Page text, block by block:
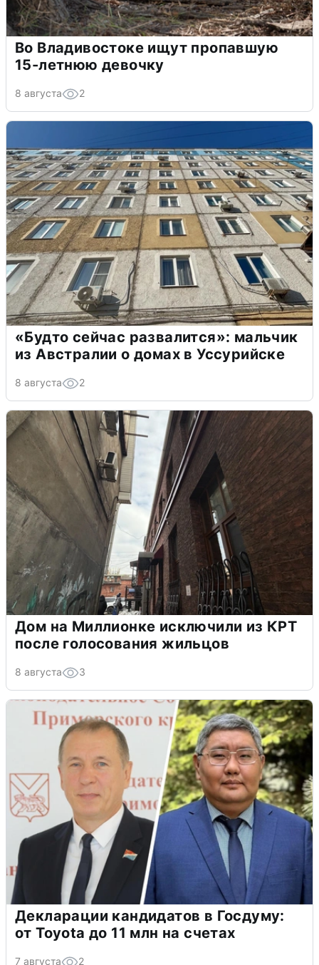
Во Владивостоке ищут пропавшую
15-летнюю девочку
8 августа 2
«Будто сейчас развалится»: мальчик
из Австралии о домах в Уссурийске
8 августа 2
Дом на Миллионке исключили из КРТ
после голосования жильцов
8 августа 3
Декларации кандидатов в Госдуму:
от Toyota до 11 млн на счетах
7 августа 2